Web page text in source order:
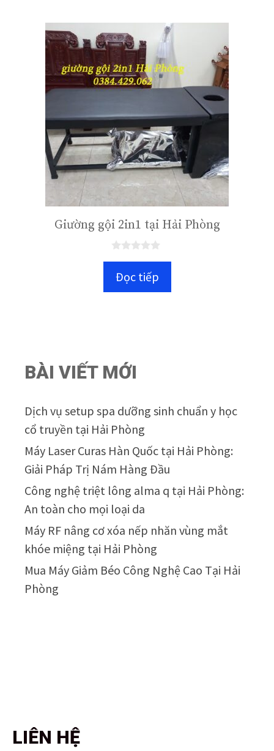
Giường gội 2in1 tại Hải Phòng
gĐọc tiếp
BÀI VIẾT MỚI
Dịch vụ setup spa dưỡng sinh chuẩn y học
cổ truyền tại Hải Phòng
Máy Laser Curas Hàn Quốc tại Hải Phòng:
Giải Pháp Trị Nám Hàng Đầu
Công nghệ triệt lông alma q tại Hải Phòng:
An toàn cho mọi loại da
Máy RF nâng cơ xóa nếp nhăn vùng mắt
khóe miệng tại Hải Phòng
Mua Máy Giảm Béo Công Nghệ Cao Tại Hải
Phòng
LIÊN HỆ